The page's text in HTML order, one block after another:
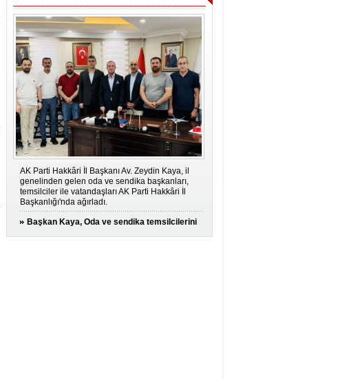
AK Parti Hakkâri İl Başkanı Av. Zeydin Kaya, il
genelinden gelen oda ve sendika başkanları,
temsilciler ile vatandaşları AK Parti Hakkâri İl
Başkanlığı'nda ağırladı.
Başkan Kaya, Oda ve sendika temsilcilerini
ağırladı